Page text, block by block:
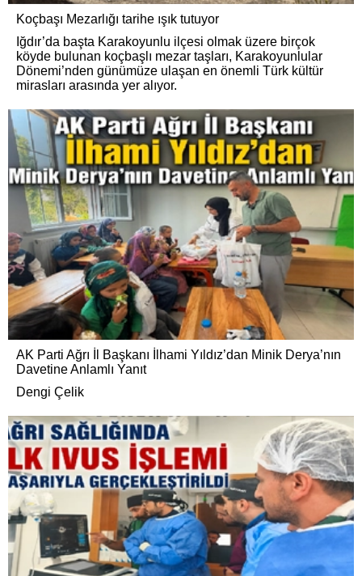
Koçbaşı Mezarlığı tarihe ışık tutuyor
Iğdır’da başta Karakoyunlu ilçesi olmak üzere birçok
köyde bulunan koçbaşlı mezar taşları, Karakoyunlular
Dönemi’nden günümüze ulaşan en önemli Türk kültür
mirasları arasında yer alıyor.
AK Parti Ağrı İl Başkanı İlhami Yıldız’dan Minik Derya’nın
Davetine Anlamlı Yanıt
Dengi Çelik